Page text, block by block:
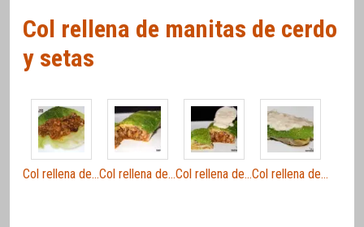
Col rellena de manitas de cerdo
y setas
Col rellena de…Col rellena de…Col rellena de…Col rellena de…